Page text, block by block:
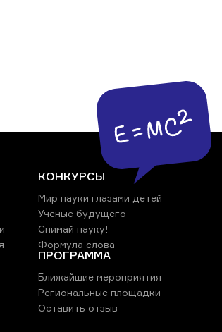
КОНКУРСЫ
Мир науки глазами детей
Ученые будущего
Снимай науку!
Формула слова
ПРОГРАММА
Ближайшие мероприятия
Региональные площадки
Оставить отзыв